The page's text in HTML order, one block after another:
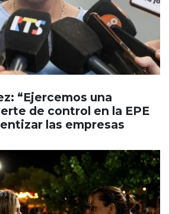
“Ejercemos una
de control en la EPE
las empresas